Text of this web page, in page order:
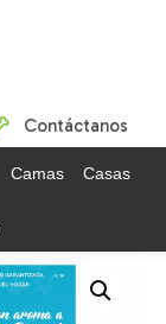
Contáctanos
Camas Casas